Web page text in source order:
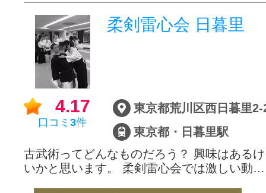
柔剣雷心会 日暮里
4.17
口コミ 3件
東京都・日暮里駅
古武術ってどんなものだろう？ 興味はある
いかと思います。 柔剣雷心会では激しい動…